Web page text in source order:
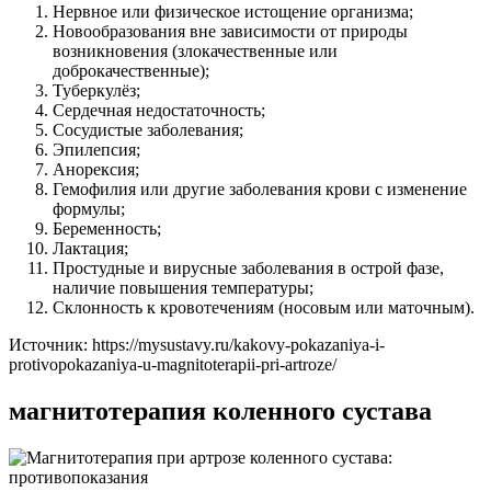
Нервное или физическое истощение организма;
Новообразования вне зависимости от природы
возникновения (злокачественные или
доброкачественные);
Туберкулёз;
Сердечная недостаточность;
Сосудистые заболевания;
Эпилепсия;
Анорексия;
Гемофилия или другие заболевания крови с изменение
формулы;
Беременность;
Лактация;
Простудные и вирусные заболевания в острой фазе,
наличие повышения температуры;
Склонность к кровотечениям (носовым или маточным).
Источник: https://mysustavy.ru/kakovy-pokazaniya-i-
protivopokazaniya-u-magnitoterapii-pri-artroze/
магнитотерапия коленного сустава